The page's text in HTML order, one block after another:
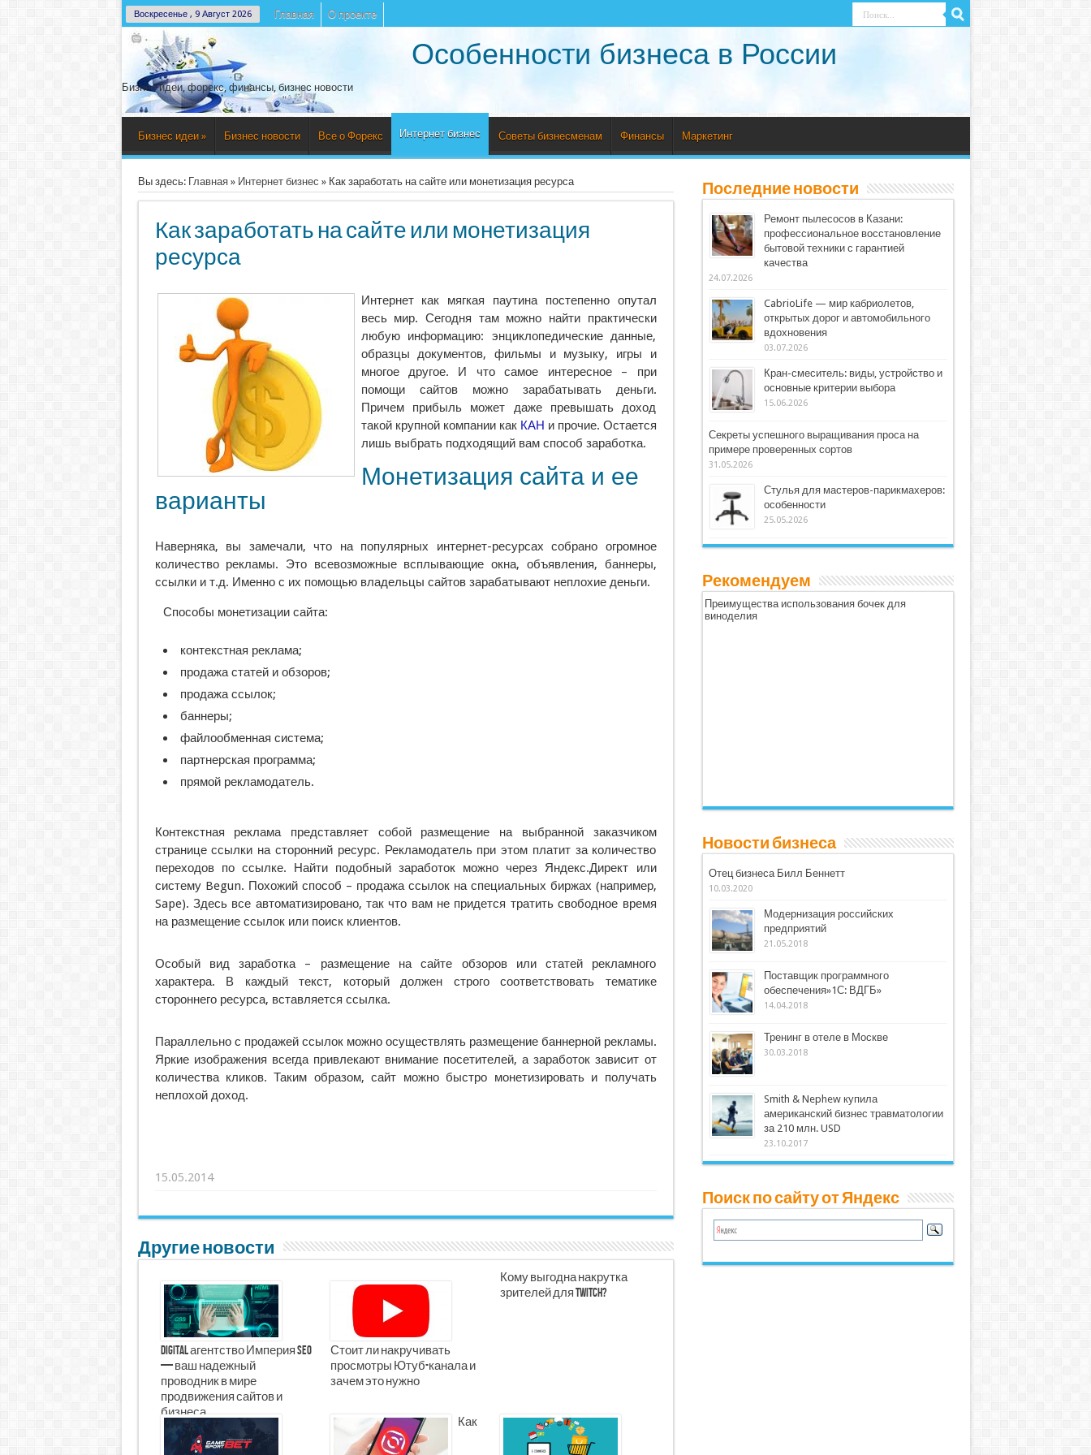
Воскресенье , 9 Август 2026 Главная О проекте
Особенности бизнеса в России
Бизнес идеи, форекс, финансы, бизнес новости
Бизнес идеи » Бизнес новости Все о Форекс Интернет бизнес Советы бизнесменам Финансы Маркетинг
Вы здесь: Главная» Интернет бизнес » Как заработать на сайте или монетизация ресурса
Как заработать на сайте или монетизация
ресурса
Интернет как мягкая паутина постепенно опутал
весь мир. Сегодня там можно найти практически
любую информацию: энциклопедические данные,
образцы документов, фильмы и музыку, игры и
многое другое. И что самое интересное – при
помощи сайтов можно зарабатывать деньги.
Причем прибыль может даже превышать доход
такой крупной компании как КАН и прочие. Остается
лишь выбрать подходящий вам способ заработка.
Монетизация сайта и ее
варианты
Наверняка, вы замечали, что на популярных интернет-ресурсах собрано огромное
количество рекламы. Это всевозможные всплывающие окна, объявления, баннеры,
ссылки и т.д. Именно с их помощью владельцы сайтов зарабатывают неплохие деньги.
Способы монетизации сайта:
контекстная реклама;
продажа статей и обзоров;
продажа ссылок;
баннеры;
файлообменная система;
партнерская программа;
прямой рекламодатель.
Контекстная реклама представляет собой размещение на выбранной заказчиком
странице ссылки на сторонний ресурс. Рекламодатель при этом платит за количество
переходов по ссылке. Найти подобный заработок можно через Яндекс.Директ или
систему Begun. Похожий способ – продажа ссылок на специальных биржах (например,
Sape). Здесь все автоматизировано, так что вам не придется тратить свободное время
на размещение ссылок или поиск клиентов.
Особый вид заработка – размещение на сайте обзоров или статей рекламного
характера. В каждый текст, который должен строго соответствовать тематике
стороннего ресурса, вставляется ссылка.
Параллельно с продажей ссылок можно осуществлять размещение баннерной рекламы.
Яркие изображения всегда привлекают внимание посетителей, а заработок зависит от
количества кликов. Таким образом, сайт можно быстро монетизировать и получать
неплохой доход.
15.05.2014
Другие новости
Digital агентство Империя Seo
— ваш надежный
проводник в мире
продвижения сайтов и
бизнеса
Стоит ли накручивать
просмотры Ютуб-канала и
зачем это нужно
Кому выгодна накрутка
зрителей для Twitch?
Как
Последние новости
Ремонт пылесосов в Казани:
профессиональное восстановление
бытовой техники с гарантией
качества
24.07.2026
CabrioLife — мир кабриолетов,
открытых дорог и автомобильного
вдохновения
03.07.2026
Кран-смеситель: виды, устройство и
основные критерии выбора
15.06.2026
Секреты успешного выращивания проса на
примере проверенных сортов
31.05.2026
Стулья для мастеров-парикмахеров:
особенности
25.05.2026
Рекомендуем
Преимущества использования бочек для
виноделия
Новости бизнеса
Отец бизнеса Билл Беннетт
10.03.2020
Модернизация российских
предприятий
21.05.2018
Поставщик программного
обеспечения»1С: ВДГБ»
14.04.2018
Тренинг в отеле в Москве
30.03.2018
Smith & Nephew купила
американский бизнес травматологии
за 210 млн. USD
23.10.2017
Поиск по сайту от Яндекс